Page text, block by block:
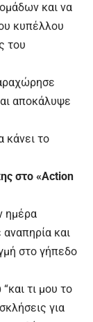
και να
κυπέλλου
του
αποκάλυψε
κάνει το
στο «Action
ημέρα
και
στο γήπεδο
τι μου το
για